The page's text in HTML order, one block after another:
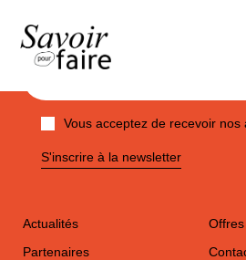
Vous acceptez de recevoir nos
S'inscrire à la newsletter
Actualités
Offres
Partenaires